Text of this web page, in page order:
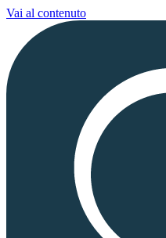
Vai al contenuto